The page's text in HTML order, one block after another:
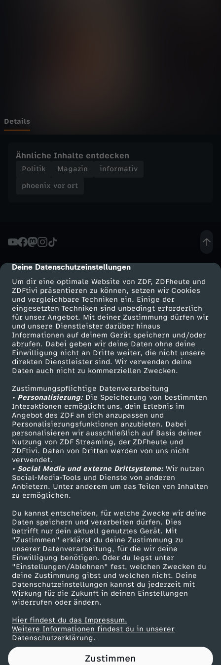
cmp-dialog-description
Deine Datenschutzeinstellungen
Um dir eine optimale Website von ZDF, ZDFheute und
ZDFtivi präsentieren zu können, setzen wir Cookies
und vergleichbare Techniken ein. Einige der
eingesetzten Techniken sind unbedingt erforderlich
für unser Angebot. Mit deiner Zustimmung dürfen wir
und unsere Dienstleister darüber hinaus
Informationen auf deinem Gerät speichern und/oder
abrufen. Dabei geben wir deine Daten ohne deine
Einwilligung nicht an Dritte weiter, die nicht unsere
direkten Dienstleister sind. Wir verwenden deine
Daten auch nicht zu kommerziellen Zwecken.
Zustimmungspflichtige Datenverarbeitung
• Personalisierung:Die Speicherung von bestimmten
Interaktionen ermöglicht uns, dein Erlebnis im
Angebot des ZDF an dich anzupassen und
Personalisierungsfunktionen anzubieten. Dabei
personalisieren wir ausschließlich auf Basis deiner
Nutzung von ZDF Streaming, der ZDFheute und
ZDFtivi. Daten von Dritten werden von uns nicht
verwendet.
• Social Media und externe Drittsysteme:Wir nutzen
Social-Media-Tools und Dienste von anderen
Anbietern. Unter anderem um das Teilen von Inhalten
zu ermöglichen.
Du kannst entscheiden, für welche Zwecke wir deine
Daten speichern und verarbeiten dürfen. Dies
betrifft nur dein aktuell genutztes Gerät. Mit
"Zustimmen" erklärst du deine Zustimmung zu
unserer Datenverarbeitung, für die wir deine
Einwilligung benötigen. Oder du legst unter
"Einstellungen/Ablehnen" fest, welchen Zwecken du
deine Zustimmung gibst und welchen nicht. Deine
Datenschutzeinstellungen kannst du jederzeit mit
Wirkung für die Zukunft in deinen Einstellungen
widerrufen oder ändern.
Hier findest du das Impressum.
Weitere Informationen findest du in unserer
Datenschutzerklärung.
Zustimmen
t
T
m
a
s
W
a
l
d
e
z
u
m
L
e
P
e
n
-
U
Details
Ähnliche Inhalte entdecken
Politik Magazin
informativ
phoenix vor ort
Mehr ZDF
ZDF-Apps
Smart TV
ZDFtext
Livestreams
Sendungen A-Z
TV-Programm
Service
ZDFmitreden
Kontakt zum ZDF
Tickets
Zuschauerservice
Hilfe
ZDF Unternehmen
Karriere
ZDF goes Schule
Werbefernsehen
Mainzelmännchen
Partner